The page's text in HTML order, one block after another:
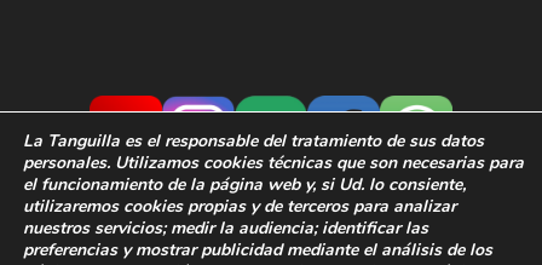
La Tanguilla es el responsable del tratamiento de sus datos
personales. Utilizamos cookies técnicas que son necesarias para
el funcionamiento de la página web y, si Ud. lo consiente,
utilizaremos cookies propias y de terceros para analizar
nuestros servicios; medir la audiencia;identificar las
preferencias ymostrar publicidad mediante el análisis de los